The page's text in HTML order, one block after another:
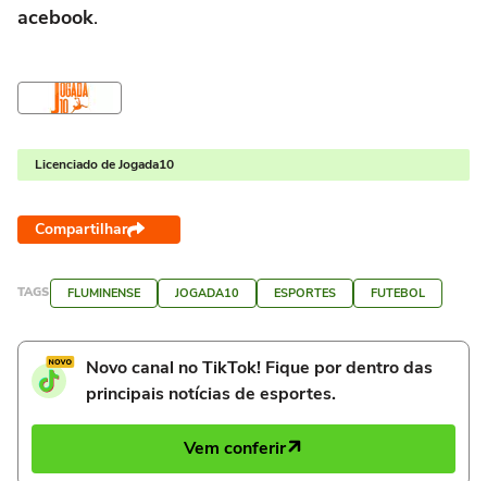
acebook.
Licenciado de Jogada10
Compartilhar
TAGS FLUMINENSE JOGADA10 ESPORTES FUTEBOL
Novo canal no TikTok! Fique por dentro das
principais notícias de esportes.
Vem conferir